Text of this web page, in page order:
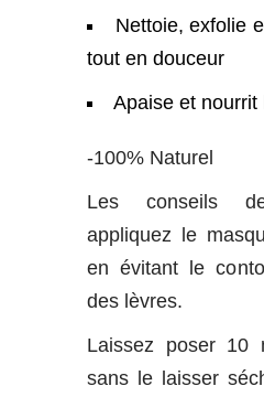
Nettoie, exfolie
tout en douceur
Apaise et nourrit
-100% Naturel
Les conseils de
appliquez le
en évitant le
des lèvres.
Laissez poser 10
sans le laisser